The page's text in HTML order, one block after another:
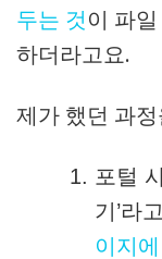
두는 것이 파
하더라고요.
제가 했던 과
포털
기’라
이지